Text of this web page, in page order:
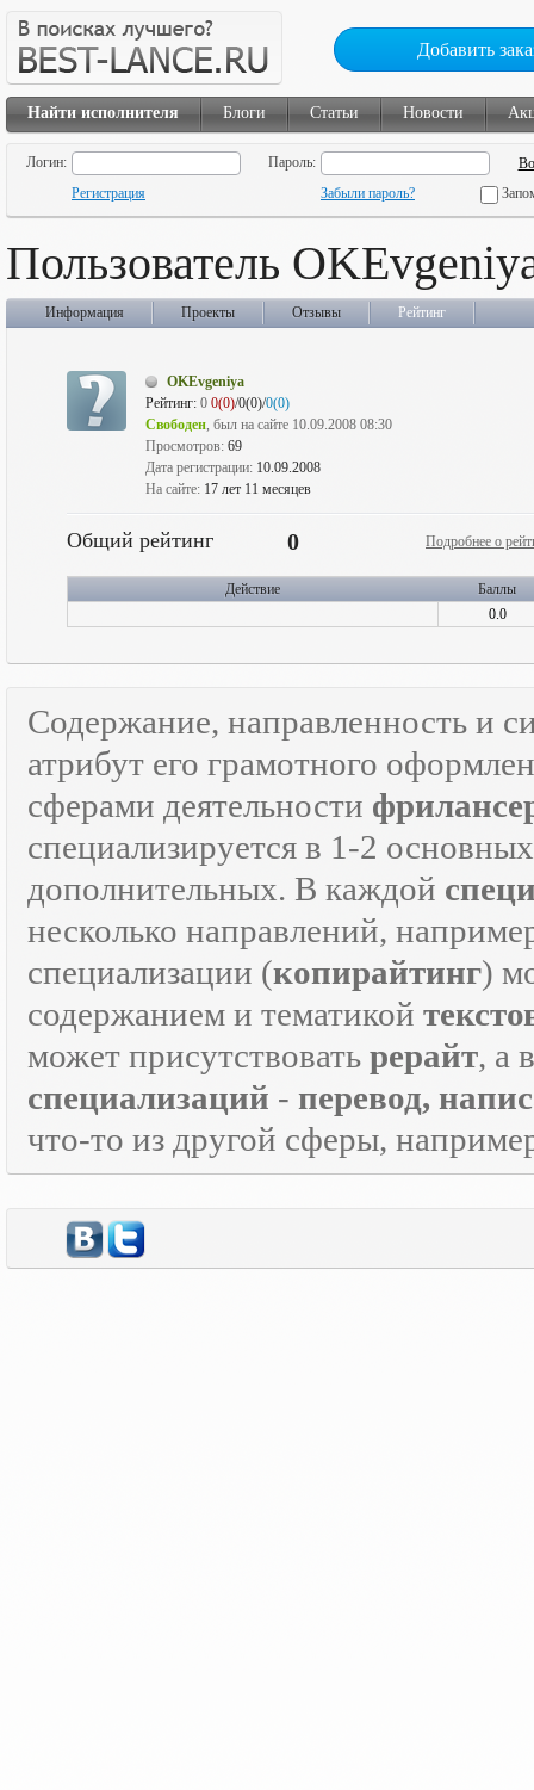
Добавить
Найти исполнителя Блоги Статьи Новости
Логин:
Пароль:
Регистрация
Забыли пароль?
Пользователь
Информация Проекты Отзывы Рейтинг
OKEvgeniya
Рейтинг: 0 0(0)/0(0)/0(0)
Свободен, был на сайте 10.09.2008 08:30
Просмотров: 69
Дата регистрации: 10.09.2008
На сайте: 17 лет 11 месяцев
Общий рейтинг 0 Подробнее о
Действие
Баллы
0.0
Содержание, направленность и
атрибут его грамотного
сферами деятельности
специализируется в 1-2
дополнительных. В каждой
несколько направлений,
специализации (копирайтинг)
содержанием и тематикой
может присутствовать рерайт, а
специализаций - перевод,
что-то из другой сферы,